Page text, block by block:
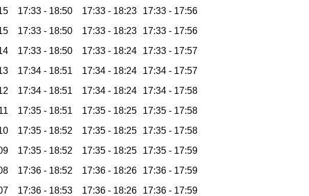
17:33 - 18:50 17:33 - 18:23 17:33 - 17:56
17:33 - 18:50 17:33 - 18:23 17:33 - 17:56
17:33 - 18:50 17:33 - 18:24 17:33 - 17:57
17:34 - 18:51 17:34 - 18:24 17:34 - 17:57
17:34 - 18:51 17:34 - 18:24 17:34 - 17:58
17:35 - 18:51 17:35 - 18:25 17:35 - 17:58
17:35 - 18:52 17:35 - 18:25 17:35 - 17:58
17:35 - 18:52 17:35 - 18:25 17:35 - 17:59
17:36 - 18:52 17:36 - 18:26 17:36 - 17:59
17:36 - 18:53 17:36 - 18:26 17:36 - 17:59